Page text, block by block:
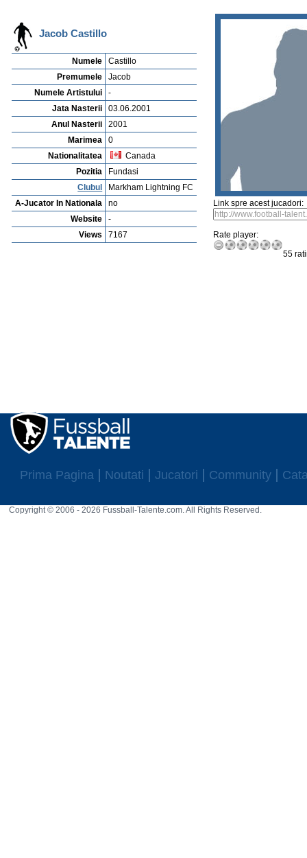
Jacob Castillo
Numele
Castillo
Premumele
Jacob
Numele Artistului
-
Jata Nasterii
03.06.2001
Anul Nasterii
2001
Marimea
0
Nationalitatea
Canada
Pozitia
Fundasi
Clubul
Markham Lightning FC
A-Jucator In Nationala
no
Website
-
Views
7167
Link spre acest jucadori:
Rate player:
55
Prima Pagina Noutati Jucatori Community
Copyright © 2006 - 2026 Fussball-Talente.com. All Rights Reserved.